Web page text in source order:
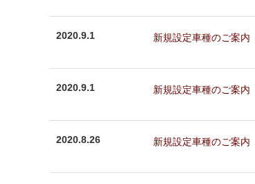
2020.9.1 新規設定車種のご案内
2020.9.1 新規設定車種のご案内
2020.8.26 新規設定車種のご案内